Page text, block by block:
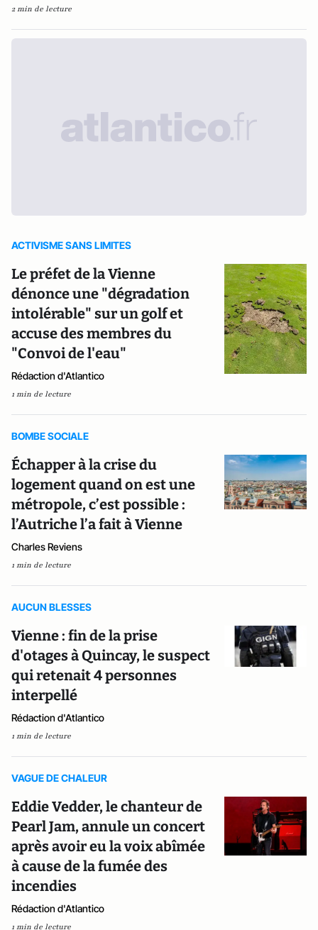
2 min de lecture
ACTIVISME SANS LIMITES
Le préfet de la Vienne
dénonce une "dégradation
intolérable" sur un golf et
accuse des membres du
"Convoi de l'eau"
Rédaction d'Atlantico
1 min de lecture
BOMBE SOCIALE
Échapper à la crise du
logement quand on est une
métropole, c’est possible :
l’Autriche l’a fait à Vienne
Charles Reviens
1 min de lecture
AUCUN BLESSES
Vienne : fin de la prise
d'otages à Quincay, le suspect
qui retenait 4 personnes
interpellé
Rédaction d'Atlantico
1 min de lecture
VAGUE DE CHALEUR
Eddie Vedder, le chanteur de
Pearl Jam, annule un concert
après avoir eu la voix abîmée
à cause de la fumée des
incendies
Rédaction d'Atlantico
1 min de lecture